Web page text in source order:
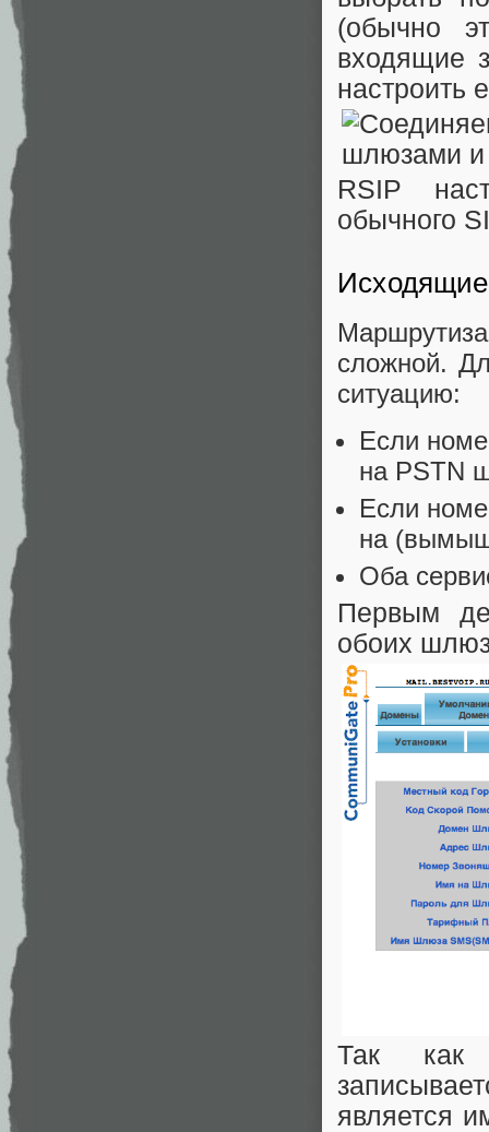
(обычно
входящие
настроить
RSIP
обычного
сложной.
ситуацию:
Если
на PSTN
Если
на
Оба
Первым
обоих
Так как
является